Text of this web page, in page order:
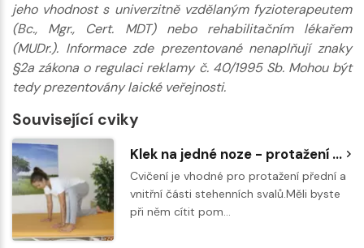
jeho vhodnost s univerzitně vzdělaným fyzioterapeutem
(Bc., Mgr., Cert. MDT) nebo rehabilitačním lékařem
(MUDr.). Informace zde prezentované nenaplňují znaky
§2a zákona o regulaci reklamy č. 40/1995 Sb. Mohou být
tedy prezentovány laické veřejnosti.
Související cviky
Klek na jedné noze - protažení přední a vnitřní části stehenního svalu
Cvičení je vhodné pro protažení přední a
vnitřní části stehenních svalů.Měli byste
při něm cítit pom…